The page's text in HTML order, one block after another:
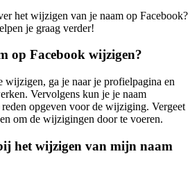
het wijzigen van je naam op Facebook?
je graag verder!
op Facebook wijzigen?
wijzigen, ga je naar je profielpagina en
Vervolgens kun je je naam
reden opgeven voor de wijziging. Vergeet
om de wijzigingen door te voeren.
het wijzigen van mijn naam